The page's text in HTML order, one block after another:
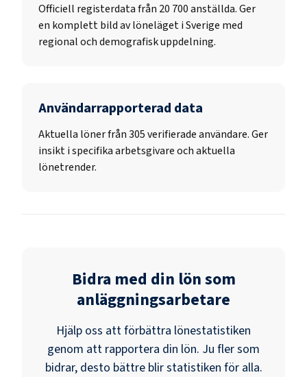
Officiell registerdata från 20 700anställda. Ger
en komplett bild av löneläget i Sverige med
regional och demografisk uppdelning.
Användarrapporterad data
Aktuella löner från 305 verifierade användare. Ger
insikt i specifika arbetsgivare och aktuella
lönetrender.
Bidra med din lön som
anläggningsarbetare
Hjälp oss att förbättra lönestatistiken
genom att rapportera din lön. Ju fler som
bidrar, desto bättre blir statistiken för alla.